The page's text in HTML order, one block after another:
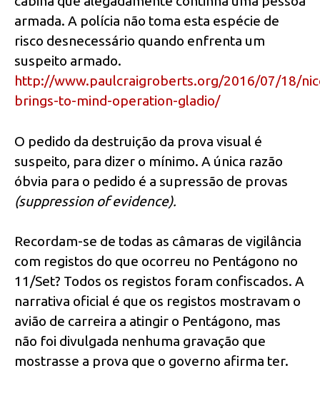
armada. A polícia não toma esta espécie de
risco desnecessário quando enfrenta um
suspeito armado.
http://www.paulcraigroberts.org/2016/07/18/
brings-to-mind-operation-gladio/
O pedido da destruição da prova visual é
suspeito, para dizer o mínimo. A única razão
óbvia para o pedido é a supressão de provas
(suppression of evidence).
Recordam-se de todas as câmaras de vigilância
com registos do que ocorreu no Pentágono no
11/Set? Todos os registos foram confiscados. A
narrativa oficial é que os registos mostravam o
avião de carreira a atingir o Pentágono, mas
não foi divulgada nenhuma gravação que
mostrasse a prova que o governo afirma ter.